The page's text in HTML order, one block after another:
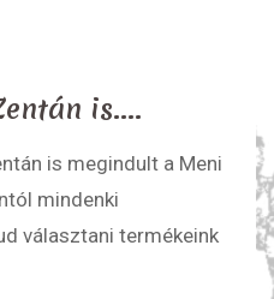
is....
is megindult a Meni
mindenki
választani termékeink